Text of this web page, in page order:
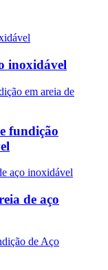
inoxidável
fundição
de aço